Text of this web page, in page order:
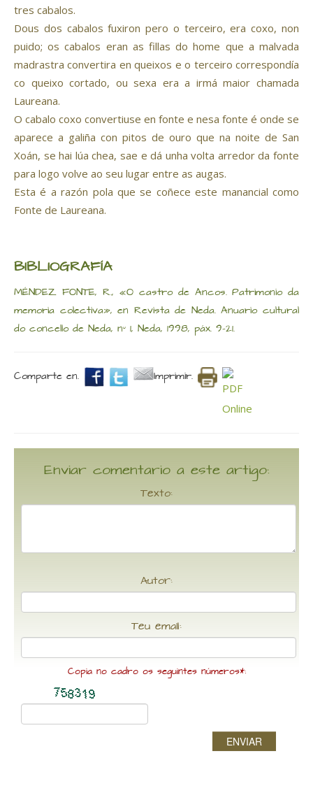
tres cabalos.
Dous dos cabalos fuxiron pero o terceiro, era coxo, non
puido; os cabalos eran as fillas do home que a malvada
madrastra convertira en queixos e o terceiro correspondía
co queixo cortado, ou sexa era a irmá maior chamada
Laureana.
O cabalo coxo convertiuse en fonte e nesa fonte é onde se
aparece a galiña con pitos de ouro que na noite de San
Xoán, se hai lúa chea, sae e dá unha volta arredor da fonte
para logo volve ao seu lugar entre as augas.
Esta é a razón pola que se coñece este manancial como
Fonte de Laureana.
BIBLIOGRAFÍA
MÉNDEZ FONTE, R., «O castro de Ancos. Patrimonio da
memoria colectiva», en Revista de Neda. Anuario cultural
do concello de Neda, nº 1, Neda, 1998, páx. 9-21.
Comparte en. Imprimir.
Enviar comentario a este artigo:
Texto:
Autor:
Teu email:
Copia no cadro os seguintes números*:
ENVIAR